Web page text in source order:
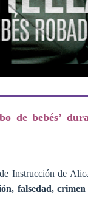
de bebés’
Instrucción de
falsedad,